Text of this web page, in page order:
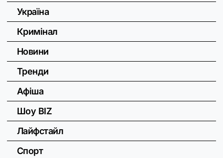
Україна
Кримінал
Новини
Тренди
Афіша
Шоу BIZ
Лайфстайл
Спорт